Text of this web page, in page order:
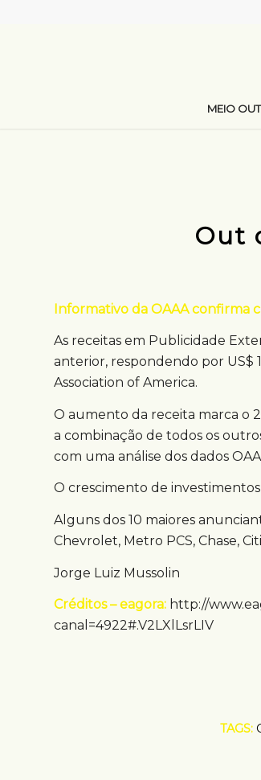
MEIO
Out
Informativo da OAAA confirma
As receitas em Publicidade
anterior, respondendo por US$
Association of America.
O aumento da receita marca o
a combinação de todos os
com uma análise dos dados
O crescimento de
Alguns dos 10 maiores
Chevrolet, Metro PCS, Chase,
Jorge Luiz Mussolin
Créditos – eagora: http://
canal=4922#.V2LXlLsrLIV
TAGS: